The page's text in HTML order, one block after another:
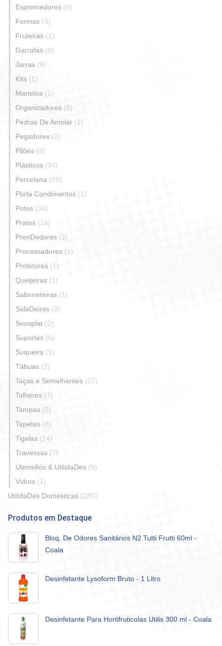
Espremedores (6)
Formas (3)
Fruteiras (1)
Garrafas (9)
Jarras (9)
Kits (1)
Martelos (1)
Organizadores (8)
Pedras De Amolar (1)
Pegadores (1)
Pilões (2)
Plásticos (34)
Porcelana (25)
Porta Condimentos (1)
Potes (33)
Pratos (16)
PrenDedores (2)
Processadores (1)
Protetores (1)
Queijeiras (1)
Saboneteiras (1)
SalaDeiras (2)
Sousplat (2)
Suportes (6)
Suqueira (1)
Tábuas (2)
Taças e Semelhantes (27)
Talheres (7)
Tampas (2)
Tapetes (2)
Tigelas (14)
Travessas (7)
Utensílios & UtilidaDes (9)
Vidros (1)
UtilidaDes Domésticas (285)
Produtos em Destaque
Bloq. De Odores Sanitários N2 Tutti Frutti 60ml -
Coala
Desinfetante Lysoform Bruto - 1 Litro
Desinfetante Para Hortifruticolas Utilis 300 ml - Coala